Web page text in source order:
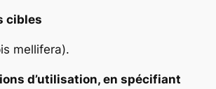
cibles
mellifera).
d’utilisation, en spécifiant